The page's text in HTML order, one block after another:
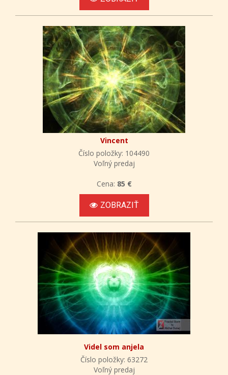
Vincent
Číslo položky: 104490
Voľný predaj
Cena: 85 €
ZOBRAZIŤ
Videl som anjela
Číslo položky: 63272
Voľný predaj